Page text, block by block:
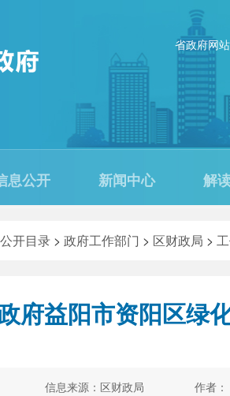
省政府网站
息公开 新闻中心 解
开目录 > 政府工作部门 > 区财政局 >
府益阳市资阳区绿
信息来源：区财政局 作者：